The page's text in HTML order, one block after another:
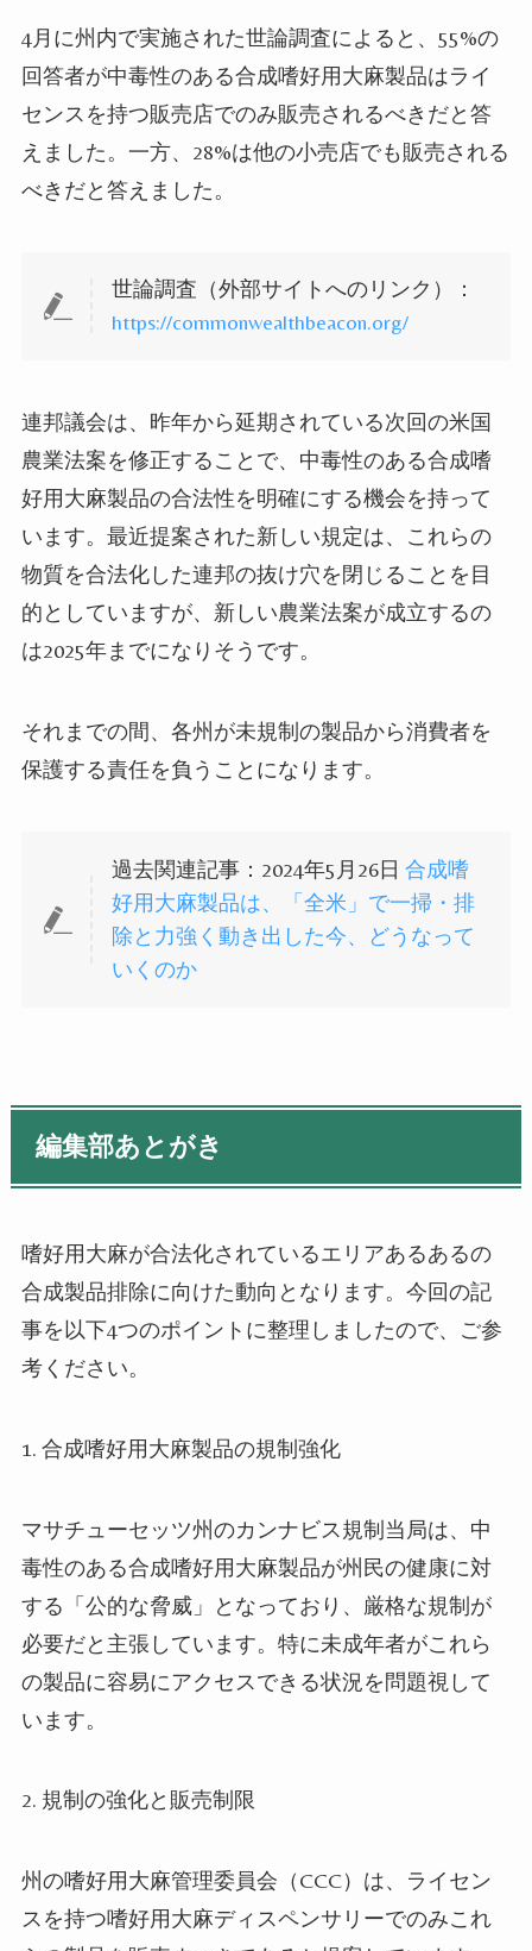
4月に州内で実施された世論調査によると、55%の
回答者が中毒性のある合成嗜好用大麻製品はライ
センスを持つ販売店でのみ販売されるべきだと答
えました。一方、28%は他の小売店でも販売される
べきだと答えました。
世論調査（外部サイトへのリンク）：
https://commonwealthbeacon.org/
連邦議会は、昨年から延期されている次回の米国
農業法案を修正することで、中毒性のある合成嗜
好用大麻製品の合法性を明確にする機会を持って
います。最近提案された新しい規定は、これらの
物質を合法化した連邦の抜け穴を閉じることを目
的としていますが、新しい農業法案が成立するの
は2025年までになりそうです。
それまでの間、各州が未規制の製品から消費者を
保護する責任を負うことになります。
過去関連記事：2024年5月26日合成嗜
好用大麻製品は、「全米」で一掃・排
除と力強く動き出した今、どうなって
いくのか
編集部あとがき
嗜好用大麻が合法化されているエリアあるあるの
合成製品排除に向けた動向となります。今回の記
事を以下4つのポイントに整理しましたので、ご参
考ください。
1. 合成嗜好用大麻製品の規制強化
マサチューセッツ州のカンナビス規制当局は、中
毒性のある合成嗜好用大麻製品が州民の健康に対
する「公的な脅威」となっており、厳格な規制が
必要だと主張しています。特に未成年者がこれら
の製品に容易にアクセスできる状況を問題視して
います。
2. 規制の強化と販売制限
州の嗜好用大麻管理委員会（CCC）は、ライセン
スを持つ嗜好用大麻ディスペンサリーでのみこれ